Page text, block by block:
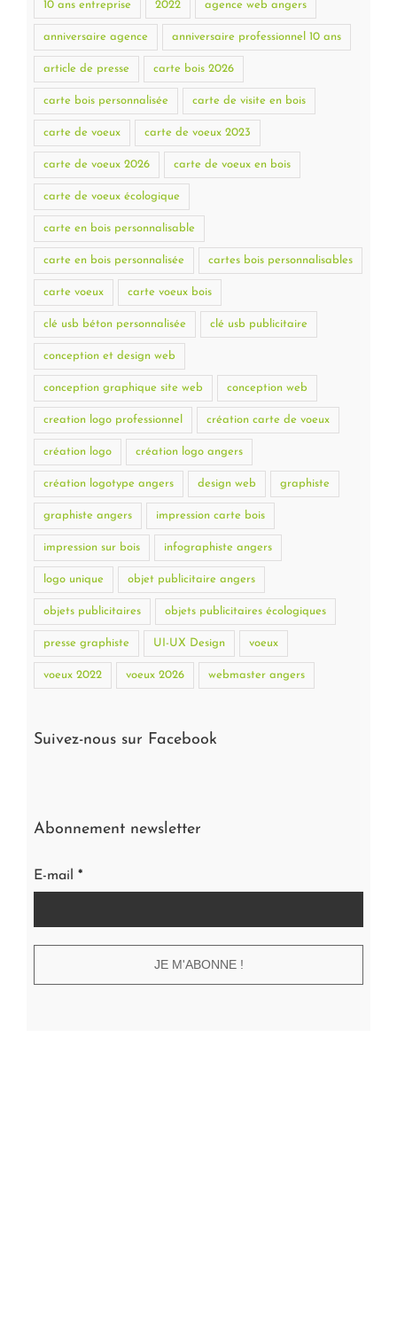
10 ans entreprise 2022 agence web angers
anniversaire agence anniversaire professionnel 10 ans
article de presse carte bois 2026
carte bois personnalisée carte de visite en bois
carte de voeux carte de voeux 2023
carte de voeux 2026 carte de voeux en bois
carte de voeux écologique
carte en bois personnalisable
carte en bois personnalisée cartes bois personnalisables
carte voeux carte voeux bois
clé usb béton personnalisée clé usb publicitaire
conception et design web
conception graphique site web conception web
creation logo professionnel création carte de voeux
création logo création logo angers
création logotype angers design web graphiste
graphiste angers impression carte bois
impression sur bois infographiste angers
logo unique objet publicitaire angers
objets publicitaires objets publicitaires écologiques
presse graphiste UI-UX Design voeux
voeux 2022 voeux 2026 webmaster angers
Suivez-nous sur Facebook
Abonnement newsletter
E-mail *